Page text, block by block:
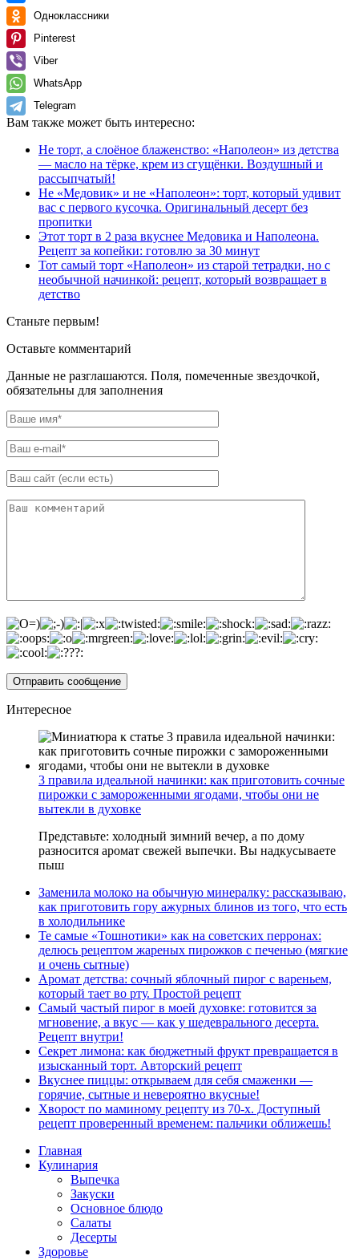
Одноклассники
Pinterest
Viber
WhatsApp
Telegram
Вам также может быть интересно:
Не торт, а слоёное блаженство: «Наполеон» из детства
— масло на тёрке, крем из сгущёнки. Воздушный и
рассыпчатый!
Не «Медовик» и не «Наполеон»: торт, который удивит
вас с первого кусочка. Оригинальный десерт без
пропитки
Этот торт в 2 раза вкуснее Медовика и Наполеона.
Рецепт за копейки: готовлю за 30 минут
Тот самый торт «Наполеон» из старой тетрадки, но с
необычной начинкой: рецепт, который возвращает в
детство
Станьте первым!
Оставьте комментарий
Данные не разглашаются. Поля, помеченные звездочкой,
обязательны для заполнения
Интересное
3 правила идеальной начинки: как приготовить сочные
пирожки с замороженными ягодами, чтобы они не
вытекли в духовке
Представьте: холодный зимний вечер, а по дому
разносится аромат свежей выпечки. Вы надкусываете
пыш
Заменила молоко на обычную минералку: рассказываю,
как приготовить гору ажурных блинов из того, что есть
в холодильнике
Те самые «Тошнотики» как на советских перронах:
делюсь рецептом жареных пирожков с печенью (мягкие
и очень сытные)
Аромат детства: сочный яблочный пирог с вареньем,
который тает во рту. Простой рецепт
Самый частый пирог в моей духовке: готовится за
мгновение, а вкус — как у шедеврального десерта.
Рецепт внутри!
Секрет лимона: как бюджетный фрукт превращается в
изысканный торт. Авторский рецепт
Вкуснее пиццы: открываем для себя смаженки —
горячие, сытные и невероятно вкусные!
Хворост по маминому рецепту из 70-х. Доступный
рецепт проверенный временем: пальчики оближешь!
Главная
Кулинария
Выпечка
Закуски
Основное блюдо
Салаты
Десерты
Здоровье